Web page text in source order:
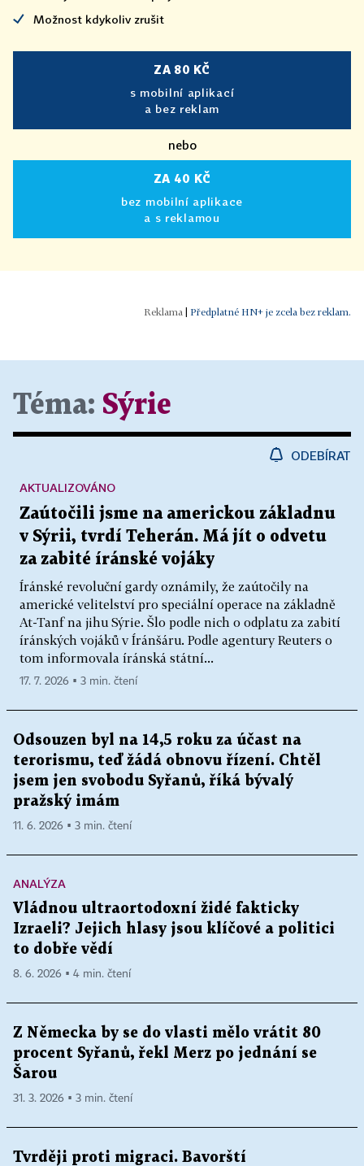
Možnost kdykoliv zrušit
ZA 80 KČ
s mobilní aplikací
a bez reklam
nebo
ZA 40 KČ
bez mobilní aplikace
a s reklamou
Předplatné HN+ je zcela bez reklam.
Téma: Sýrie
ODEBÍRAT
Zaútočili jsme na americkou základnu
v Sýrii, tvrdí Teherán. Má jít o odvetu
za zabité íránské vojáky
Íránské revoluční gardy oznámily, že zaútočily na
americké velitelství pro speciální operace na základně
At-Tanf na jihu Sýrie. Šlo podle nich o odplatu za zabití
íránských vojáků v Íránšáru. Podle agentury Reuters o
tom informovala íránská státní...
AKTUALIZOVÁNO
17. 7. 2026 ▪ 3 min. čtení
Odsouzen byl na 14,5 roku za účast na
terorismu, teď žádá obnovu řízení. Chtěl
jsem jen svobodu Syřanů, říká bývalý
pražský imám
11. 6. 2026 ▪ 3 min. čtení
ANALÝZA
Vládnou ultraortodoxní židé fakticky
Izraeli? Jejich hlasy jsou klíčové a politici
to dobře vědí
8. 6. 2026 ▪ 4 min. čtení
Z Německa by se do vlasti mělo vrátit 80
procent Syřanů, řekl Merz po jednání se
Šarou
31. 3. 2026 ▪ 3 min. čtení
Tvrději proti migraci. Bavorští